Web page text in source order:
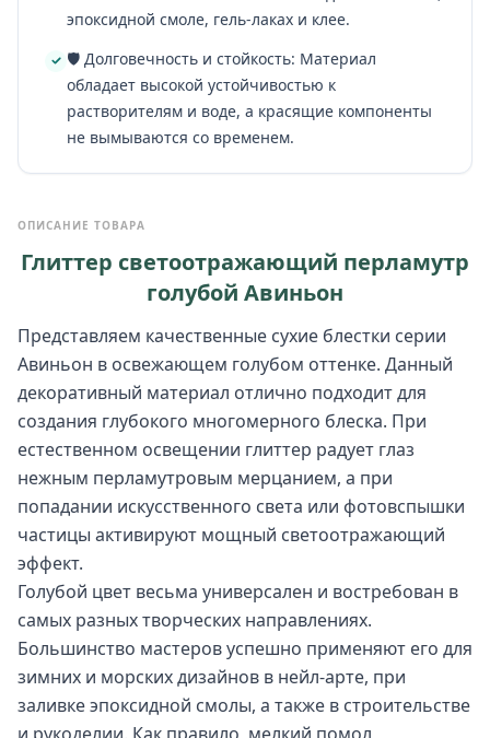
эпоксидной смоле, гель-лаках и клее.
🛡️ Долговечность и стойкость: Материал
обладает высокой устойчивостью к
растворителям и воде, а красящие компоненты
не вымываются со временем.
ОПИСАНИЕ ТОВАРА
Глиттер светоотражающий перламутр
голубой Авиньон
Представляем качественные сухие блестки серии
Авиньон в освежающем голубом оттенке. Данный
декоративный материал отлично подходит для
создания глубокого многомерного блеска. При
естественном освещении глиттер радует глаз
нежным перламутровым мерцанием, а при
попадании искусственного света или фотовспышки
частицы активируют мощный светоотражающий
эффект.
Голубой цвет весьма универсален и востребован в
самых разных творческих направлениях.
Большинство мастеров успешно применяют его для
зимних и морских дизайнов в нейл-арте, при
заливке эпоксидной смолы, а также в строительстве
и рукоделии. Как правило, мелкий помол